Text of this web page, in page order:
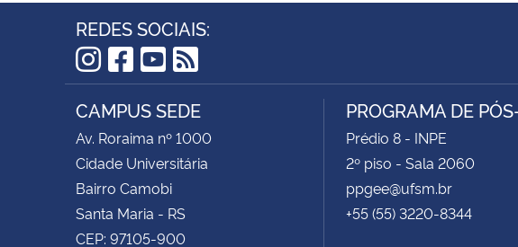
REDES SOCIAIS:
Instagram
Facebook
YouTube
RSS
CAMPUS SEDE
Av. Roraima nº 1000
Cidade Universitária
Bairro Camobi
Santa Maria - RS
CEP: 97105-900
PROGRAMA DE
Prédio 8 - INPE
2º piso - Sala 2060
ppgee@ufsm.br
+55 (55) 3220-8344